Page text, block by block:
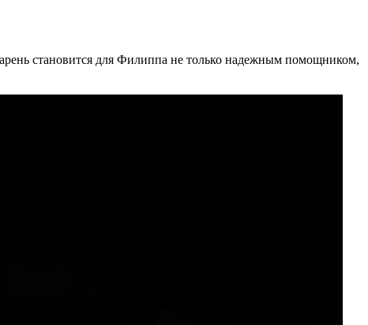
становится для Филиппа не только надежным помощником,